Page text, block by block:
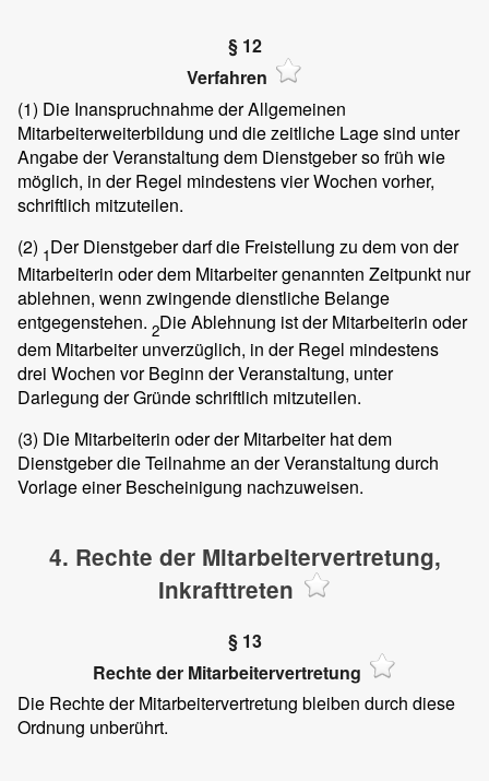
§ 12
Verfahren
(1) Die Inanspruchnahme der Allgemeinen
Mitarbeiterweiterbildung und die zeitliche Lage sind unter
Angabe der Veranstaltung dem Dienstgeber so früh wie
möglich, in der Regel mindestens vier Wochen vorher,
schriftlich mitzuteilen.
(2) 1Der Dienstgeber darf die Freistellung zu dem von der
Mitarbeiterin oder dem Mitarbeiter genannten Zeitpunkt nur
ablehnen, wenn zwingende dienstliche Belange
entgegenstehen. 2Die Ablehnung ist der Mitarbeiterin oder
dem Mitarbeiter unverzüglich, in der Regel mindestens
drei Wochen vor Beginn der Veranstaltung, unter
Darlegung der Gründe schriftlich mitzuteilen.
(3) Die Mitarbeiterin oder der Mitarbeiter hat dem
Dienstgeber die Teilnahme an der Veranstaltung durch
Vorlage einer Bescheinigung nachzuweisen.
4. Rechte der Mitarbeitervertretung,
Inkrafttreten
§ 13
Rechte der Mitarbeitervertretung
Die Rechte der Mitarbeitervertretung bleiben durch diese
Ordnung unberührt.